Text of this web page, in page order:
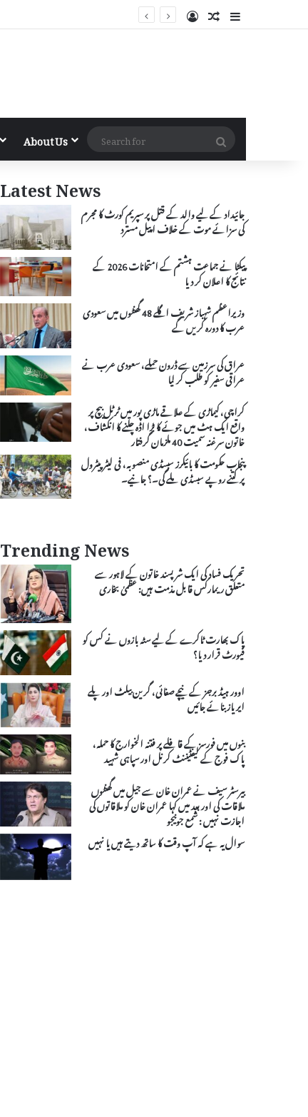
Log InRandom Article
Sidebar
About Us
Search
for
Latest News
جائیداد کے لیے والد کے قتل پر سپریم کورٹ کا مجرم
کی سزائے موت کے خلاف اپیل مسترد
پیکٹا نے جماعت ہشتم کے امتحانات 2026 کے
نتائج کا اعلان کر دیا
وزیراعظم شہباز شریف اگلے 48 گھنٹوں میں سعودی
عرب کا دورہ کریں گے
عراق کی سرزمین سے ڈرون حملے، سعودی عرب نے
عراقی سفیر کو طلب کر لیا
کراچی، کیماڑی کے علاقے ماڑی پور میں ٹرٹل بیچ پر
واقع ایک ہٹ میں جوئے کا بڑا اڈہ چلنے کا انکشاف،
خاتون سرغنہ سمیت 40 ملزمان گرفتار
پنجاب حکومت کا بائیکرز سبسڈی منصوبہ، فی لیٹر پیٹرول
پر کتنے روپے سبسڈی ملے گی۔؟ جانیے۔
Trending News
تحریک فساد کی ایک شرپسند خاتون کے لاہور سے
متعلق ریمارکس قابل مذمت ہیں: عظمیٰ بخاری
پاک بھارت ٹاکرے کے لیے سٹہ بازوں نے کس کو
فیورٹ قرار دیا؟
اوور ہیڈ برجز کے نیچے صفائی، گرین بیلٹ اور پلے
ایریاز بنائے جائیں
بنوں میں فورسز کے قافلے پر فتنہ الخوارج کا حملہ،
پاک فوج کے لیفٹیننٹ کرنل اور سپاہی شہید
بیرسٹر سیف نے عمران خان سے جیل میں گھنٹوں
ملاقات کی اور بعد میں کہا عمران خان کو ملاقاتوں کی
اجازت نہیں : شمع جونیجو
سوال یہ ہے کہ آپ وقت کا ساتھ دیتے ہیں یا نہیں